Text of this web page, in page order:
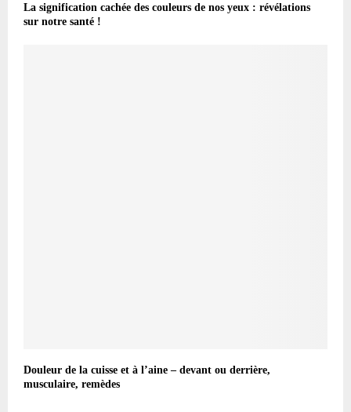
La signification cachée des couleurs de nos yeux : révélations
sur notre santé !
Douleur de la cuisse et à l’aine – devant ou derrière,
musculaire, remèdes